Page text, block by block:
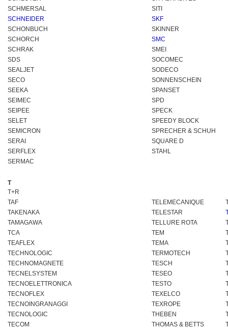
SCHMERSAL
SITI
SCHNEIDER
SKF
SCHONBUCH
SKINNER
SCHORCH
SMC
SCHRAK
SMEI
SDS
SOCOMEC
SEALJET
SODECO
SECO
SONNENSCHEIN
SEEKA
SPANSET
SEIMEC
SPD
SEIPEE
SPECK
SELET
SPEEDY BLOCK
SEMICRON
SPRECHER & SCHUH
SERAI
SQUARE D
SERFLEX
STAHL
SERMAC
T
T+R
TAF
TELEMECANIQUE
TAKENAKA
TELESTAR
TAMAGAWA
TELLURE ROTA
TCA
TEM
TEAFLEX
TEMA
TECHNOLOGIC
TERMOTECH
TECHNOMAGNETE
TESCH
TECNELSYSTEM
TESEO
TECNOELETTRONICA
TESTO
TECNOFLEX
TEXELCO
TECNOINGRANAGGI
TEXROPE
TECNOLOGIC
THEBEN
TECOM
THOMAS & BETTS